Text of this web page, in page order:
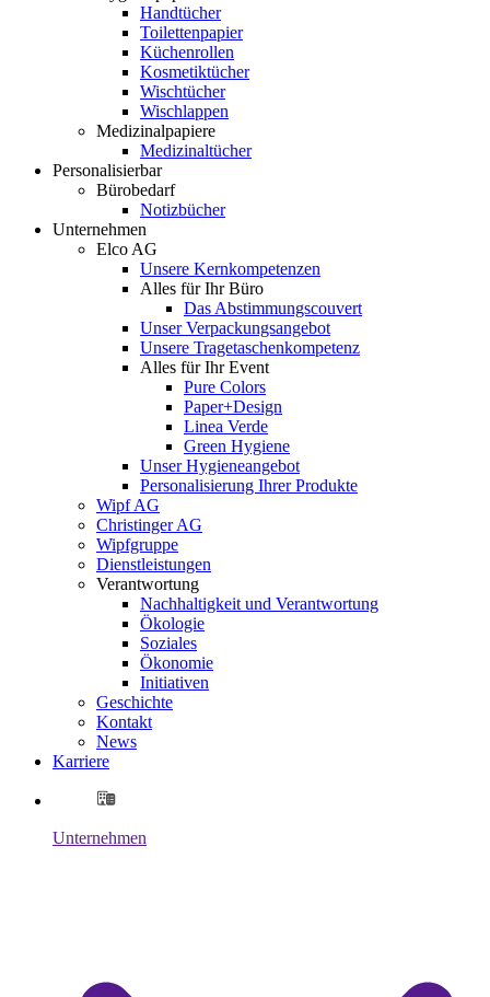
Handtücher
Toilettenpapier
Küchenrollen
Kosmetiktücher
Wischtücher
Wischlappen
Medizinalpapiere
Medizinaltücher
Personalisierbar
Bürobedarf
Notizbücher
Unternehmen
Elco AG
Unsere Kernkompetenzen
Alles für Ihr Büro
Das Abstimmungscouvert
Unser Verpackungsangebot
Unsere Tragetaschenkompetenz
Alles für Ihr Event
Pure Colors
Paper+Design
Linea Verde
Green Hygiene
Unser Hygieneangebot
Personalisierung Ihrer Produkte
Wipf AG
Christinger AG
Wipfgruppe
Dienstleistungen
Verantwortung
Nachhaltigkeit und Verantwortung
Ökologie
Soziales
Ökonomie
Initiativen
Geschichte
Kontakt
News
Karriere
Unternehmen